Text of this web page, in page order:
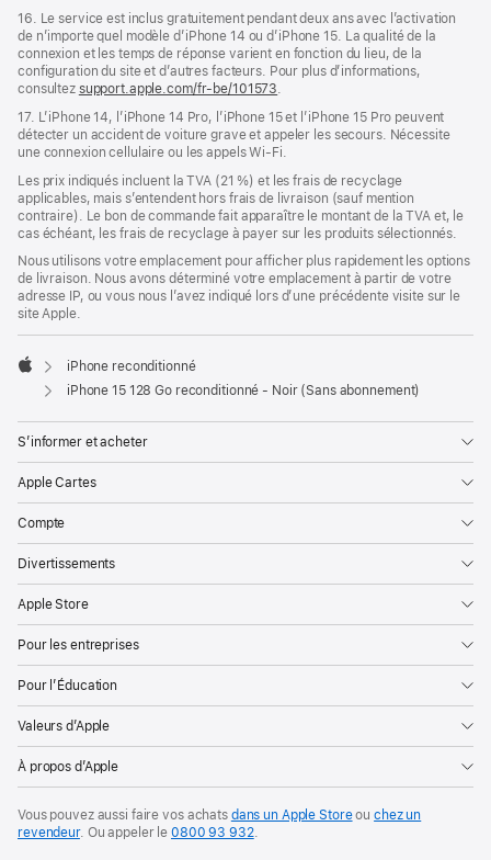
16. Le service est inclus gratuitement pendant deux ans avec l’activation
de n’importe quel modèle d’iPhone 14 ou d’iPhone 15. La qualité de la
connexion et les temps de réponse varient en fonction du lieu, de la
configuration du site et d’autres facteurs. Pour plus d’informations,
consultez support.apple.com/fr-be/101573.
17. L’iPhone 14, l’iPhone 14 Pro, l’iPhone 15 et l’iPhone 15 Pro peuvent
détecter un accident de voiture grave et appeler les secours. Nécessite
une connexion cellulaire ou les appels Wi‑Fi.
Les prix indiqués incluent la TVA (21 %) et les frais de recyclage
applicables, mais s’entendent hors frais de livraison (sauf mention
contraire). Le bon de commande fait apparaître le montant de la TVA et, le
cas échéant, les frais de recyclage à payer sur les produits sélectionnés.
Nous utilisons votre emplacement pour afficher plus rapidement les options
de livraison. Nous avons déterminé votre emplacement à partir de votre
adresse IP, ou vous nous l’avez indiqué lors d’une précédente visite sur le
site Apple.
Apple
iPhone reconditionné
iPhone 15 128 Go reconditionné - Noir (Sans abonnement)
S’informer et acheter
Apple Cartes
Compte
Divertissements
Apple Store
Pour les entreprises
Pour l’Éducation
Valeurs d’Apple
À propos d’Apple
Vous pouvez aussi faire vos achats dans un Apple Storeouchez un
revendeur. Ouappeler le0800 93 932.